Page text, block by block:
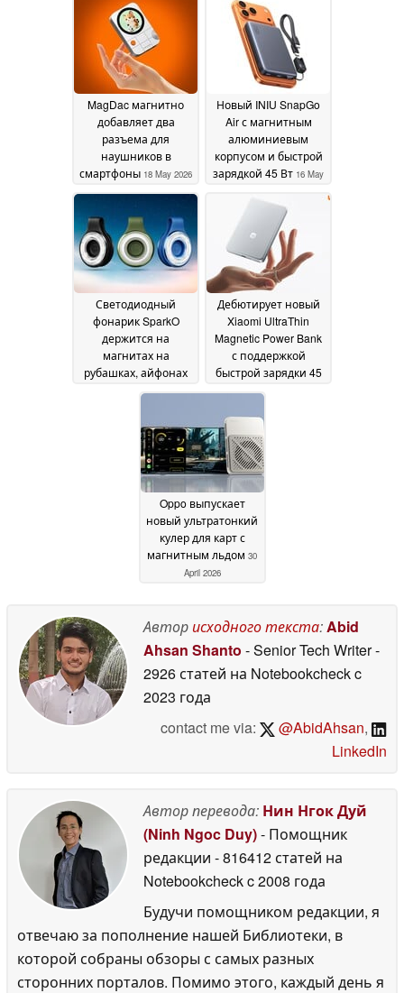
MagDac магнитно
добавляет два
разъема для
наушников в
смартфоны 18 May 2026
Новый INIU SnapGo
Air с магнитным
алюминиевым
корпусом и быстрой
зарядкой 45 Вт 16 May
Светодиодный
фонарик SparkO
держится на
магнитах на
рубашках, айфонах
или палатках13 May
Дебютирует новый
Xiaomi UltraThin
Magnetic Power Bank
с поддержкой
быстрой зарядки 45
Вт12 May 2026
Oppo выпускает
новый ультратонкий
кулер для карт с
магнитным льдом 30
April 2026
Авторисходного текста:Abid
Ahsan Shanto - Senior Tech Writer-
2926 статей на Notebookcheckc
2023 года
contact me via:
@AbidAhsan,
LinkedIn
Автор перевода: Нин Нгок Дуй
(Ninh Ngoc Duy)- Помощник
редакции - 816412 статей на
Notebookcheckc 2008 года
Будучи помощником редакции, я
отвечаю за пополнение нашей Библиотеки, в
которой собраны обзоры с самых разных
сторонних порталов. Помимо этого, каждый день я